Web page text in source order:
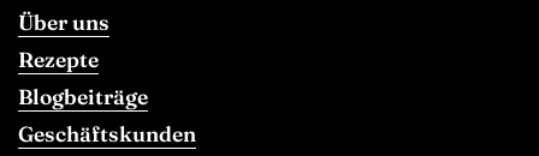
Über uns
Rezepte
Blogbeiträge
Geschäftskunden